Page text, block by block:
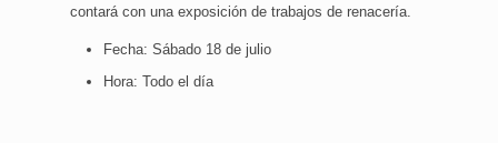
contará con una exposición de trabajos de renacería.
Fecha: Sábado 18 de julio
Hora: Todo el día